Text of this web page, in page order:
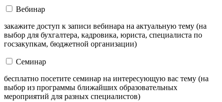
Вебинар
закажите доступ к записи вебинара на актуальную тему (на
выбор для бухгалтера, кадровика, юриста, специалиста по
госзакупкам, бюджетной организации)
Семинар
бесплатно посетите семинар на интересующую вас тему (на
выбор из программы ближайших образовательных
мероприятий для разных специалистов)